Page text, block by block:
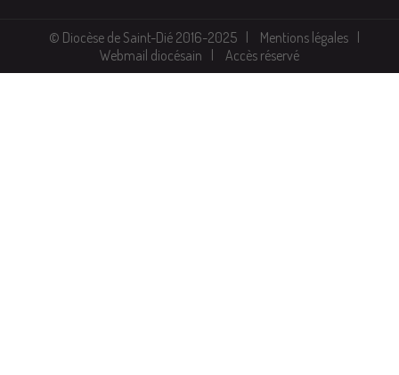
© Diocèse de Saint-Dié 2016-2025
Mentions légales
Webmail diocésain
Accès réservé